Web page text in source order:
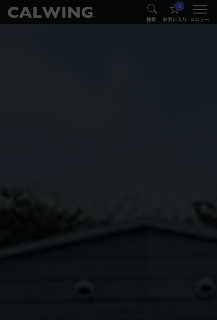
® 検索
0
お気に入り メニュー
®